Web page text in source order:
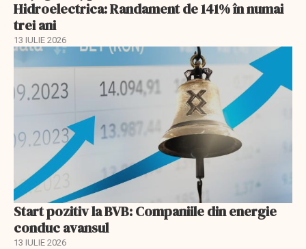
Hidroelectrica: Randament de 141% în numai
trei ani
13 IULIE 2026
Start pozitiv la BVB: Companiile din energie
conduc avansul
13 IULIE 2026